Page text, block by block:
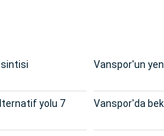
Vanspor'un
yolu 7
Vanspor'da